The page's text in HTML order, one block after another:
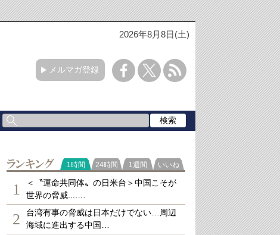
2026年8月8日(土)
メルマガ登録
ランキング
1時間 24時間 1週間 いいね
1
＜〝運命共同体〟の日米台＞中国こそが
世界の脅威....…
2
台湾有事の脅威は日本だけでない…周辺
海域に進出する中国…